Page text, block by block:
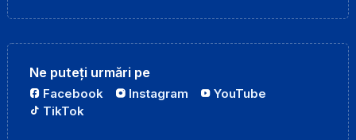
Ne puteți urmări pe
Facebook Instagram
YouTube
TikTok